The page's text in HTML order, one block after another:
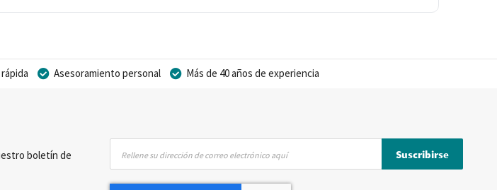
Asesoramiento personal
Más de 40 años de experiencia
boletín de
nuestro
Suscribirse